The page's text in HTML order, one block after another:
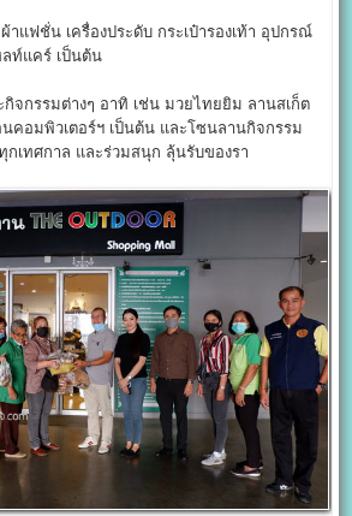
แฟชั่น เครื่องประดับ กระเป๋ารองเท้า อุปกรณ์
ท์แคร์ เป็นต้น
จกรรมต่างๆ อาทิ เช่น มวยไทยยิม ลานสเก็ต
นคอมพิวเตอร์ฯ เป็นต้น และโซนลานกิจกรรม
เทศกาล และร่วมสนุก ลุ้นรับของรา